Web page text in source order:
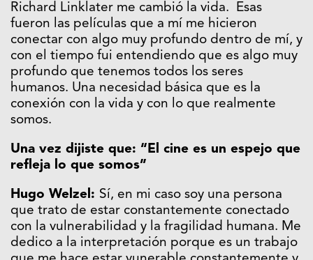
Richard Linklater me cambió la vida. Esas
fueron las películas que a mí me hicieron
conectar con algo muy profundo dentro de mí, y
con el tiempo fui entendiendo que es algo muy
profundo que tenemos todos los seres
humanos. Una necesidad básica que es la
conexión con la vida y con lo que realmente
somos.
Una vez dijiste que: “El cine es un espejo que
refleja lo que somos”
Hugo Welzel: Sí, en mi caso soy una persona
que trato de estar constantemente conectado
con la vulnerabilidad y la fragilidad humana. Me
dedico a la interpretación porque es un trabajo